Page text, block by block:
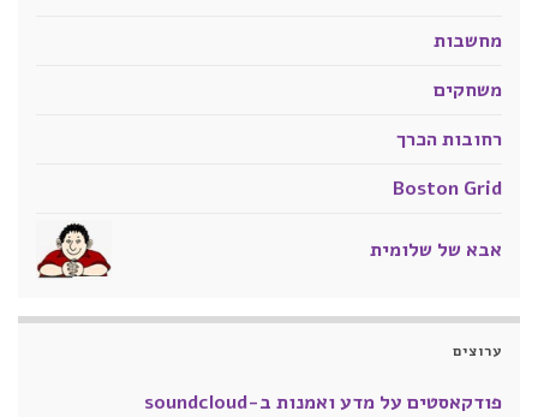
מחשבות
משחקים
רחובות הכרך
Boston Grid
אבא של שלומית
ערוצים
פודקאסטים על מדע ואמנות ב-soundcloud